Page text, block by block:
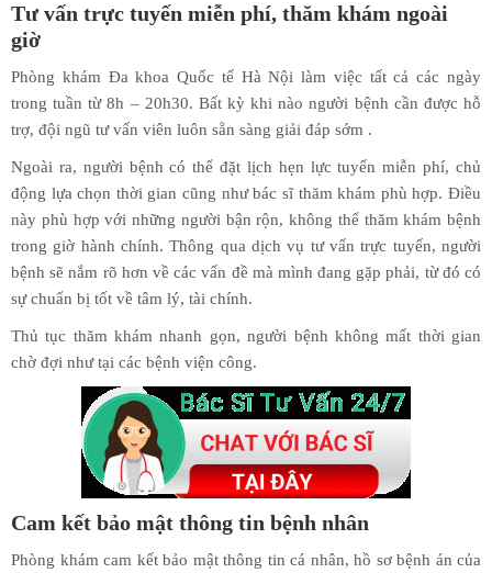
Tư vấn trực tuyến miễn phí, thăm khám ngoài
giờ
Phòng khám Đa khoa Quốc tế Hà Nội làm việc tất cả các ngày
trong tuần từ 8h – 20h30. Bất kỳ khi nào người bệnh cần được hỗ
trợ, đội ngũ tư vấn viên luôn sẵn sàng giải đáp sớm .
Ngoài ra, người bệnh có thể đặt lịch hẹn lực tuyến miễn phí, chủ
động lựa chọn thời gian cũng như bác sĩ thăm khám phù hợp. Điều
này phù hợp với những người bận rộn, không thể thăm khám bệnh
trong giờ hành chính. Thông qua dịch vụ tư vấn trực tuyến, người
bệnh sẽ nắm rõ hơn về các vấn đề mà mình đang gặp phải, từ đó có
sự chuẩn bị tốt về tâm lý, tài chính.
Thủ tục thăm khám nhanh gọn, người bệnh không mất thời gian
chờ đợi như tại các bệnh viện công.
Cam kết bảo mật thông tin bệnh nhân
Phòng khám cam kết bảo mật thông tin cá nhân, hồ sơ bệnh án của